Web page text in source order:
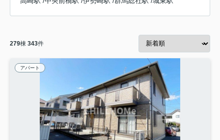
279棟 343件
アパート